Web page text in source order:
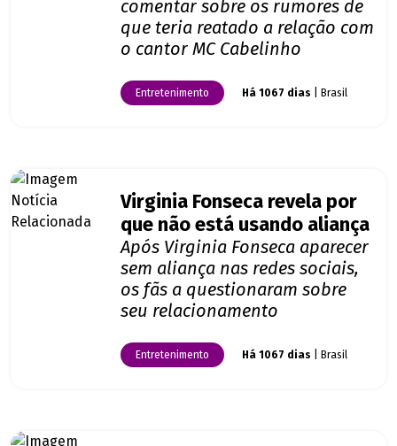
comentar sobre os rumores de
que teria reatado a relação com
o cantor MC Cabelinho
Entretenimento Há 1067 dias | Brasil
Virginia Fonseca revela por
que não está usando aliança
Após Virginia Fonseca aparecer
sem aliança nas redes sociais,
os fãs a questionaram sobre
seu relacionamento
Entretenimento Há 1067 dias | Brasil